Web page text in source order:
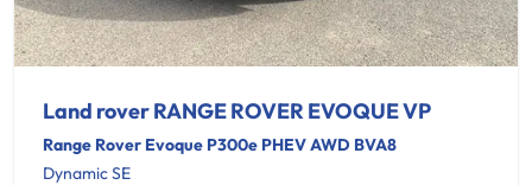
Land rover RANGE ROVER EVOQUE VP
Range Rover Evoque P300e PHEV AWD BVA8
Dynamic SE